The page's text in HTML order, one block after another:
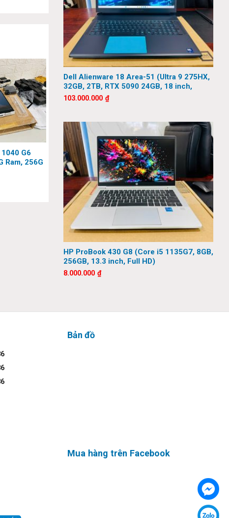
xem nội
rộng
sống
G6
Ram, 256G
Dell Alienware 18 Area-51 (Ultra 9 275HX,
32GB, 2TB, RTX 5090 24GB, 18 inch,
QHD+, 300Hz)
103.000.000 ₫
HP ProBook 430 G8 (Core i5 1135G7, 8GB,
256GB, 13.3 inch, Full HD)
8.000.000 ₫
Bản đồ
Mua hàng trên Facebook